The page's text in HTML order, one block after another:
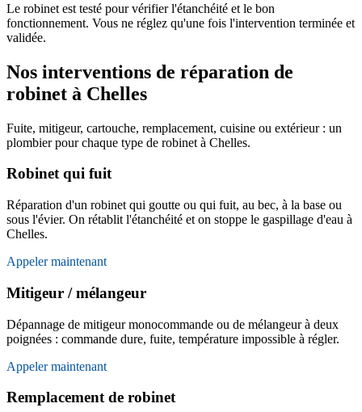
Le robinet est testé pour vérifier l'étanchéité et le bon
fonctionnement. Vous ne réglez qu'une fois l'intervention terminée et
validée.
Nos interventions de réparation de
robinet à Chelles
Fuite, mitigeur, cartouche, remplacement, cuisine ou extérieur : un
plombier pour chaque type de robinet à Chelles.
Robinet qui fuit
Réparation d'un robinet qui goutte ou qui fuit, au bec, à la base ou
sous l'évier. On rétablit l'étanchéité et on stoppe le gaspillage d'eau à
Chelles.
Appeler maintenant
Mitigeur / mélangeur
Dépannage de mitigeur monocommande ou de mélangeur à deux
poignées : commande dure, fuite, température impossible à régler.
Appeler maintenant
Remplacement de robinet